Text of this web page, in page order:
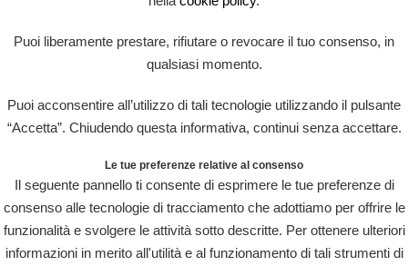
Puoi liberamente prestare, rifiutare o revocare il tuo consenso, in
qualsiasi momento.
Puoi acconsentire all’utilizzo di tali tecnologie utilizzando il pulsante
“Accetta”. Chiudendo questa informativa, continui senza accettare.
Le tue preferenze relative al consenso
Il seguente pannello ti consente di esprimere le tue preferenze di
consenso alle tecnologie di tracciamento che adottiamo per offrire le
funzionalità e svolgere le attività sotto descritte. Per ottenere ulteriori
informazioni in merito all'utilità e al funzionamento di tali strumenti di